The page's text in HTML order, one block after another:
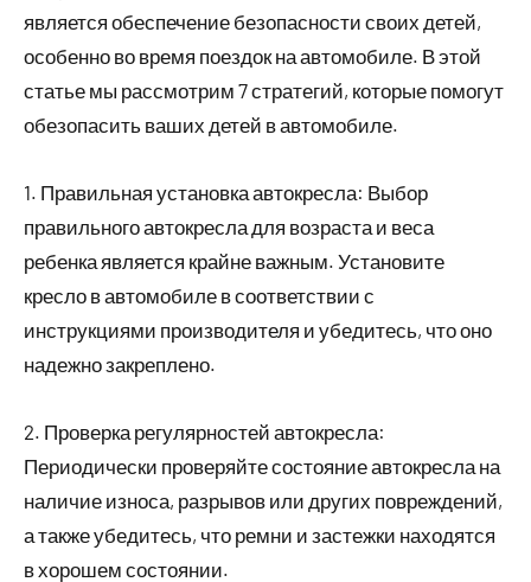
является обеспечение безопасности своих детей,
особенно во время поездок на автомобиле. В этой
статье мы рассмотрим 7 стратегий, которые помогут
обезопасить ваших детей в автомобиле.
1. Правильная установка автокресла: Выбор
правильного автокресла для возраста и веса
ребенка является крайне важным. Установите
кресло в автомобиле в соответствии с
инструкциями производителя и убедитесь, что оно
надежно закреплено.
2. Проверка регулярностей автокресла:
Периодически проверяйте состояние автокресла на
наличие износа, разрывов или других повреждений,
а также убедитесь, что ремни и застежки находятся
в хорошем состоянии.